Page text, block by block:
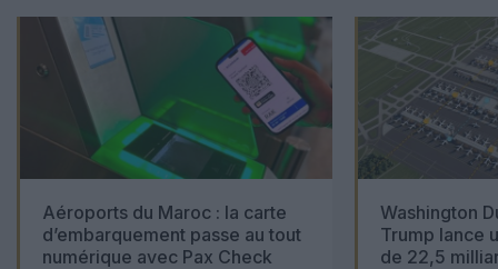
Aéroports du Maroc : la carte
d’embarquement passe au tout
numérique avec Pax Check
Washington
Trump lance
de 22,5